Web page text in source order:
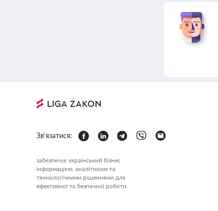
Зв'язатися:
забезпечує український бізнес
інформацією, аналітикою та
технологічними рішеннями для
ефективної та безпечної роботи.